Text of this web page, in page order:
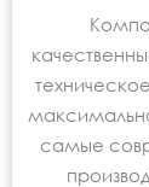
самые